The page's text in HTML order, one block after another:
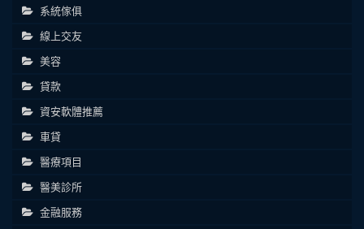
系統傢俱
線上交友
美容
貸款
資安軟體推薦
車貸
醫療項目
醫美診所
金融服務